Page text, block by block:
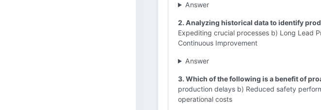
Answer
2. Analyzing historical data to identify
Expediting crucial processes b) Long Lead
Continuous Improvement
Answer
3. Which of the following is a benefit of
production delays b) Reduced safety
operational costs